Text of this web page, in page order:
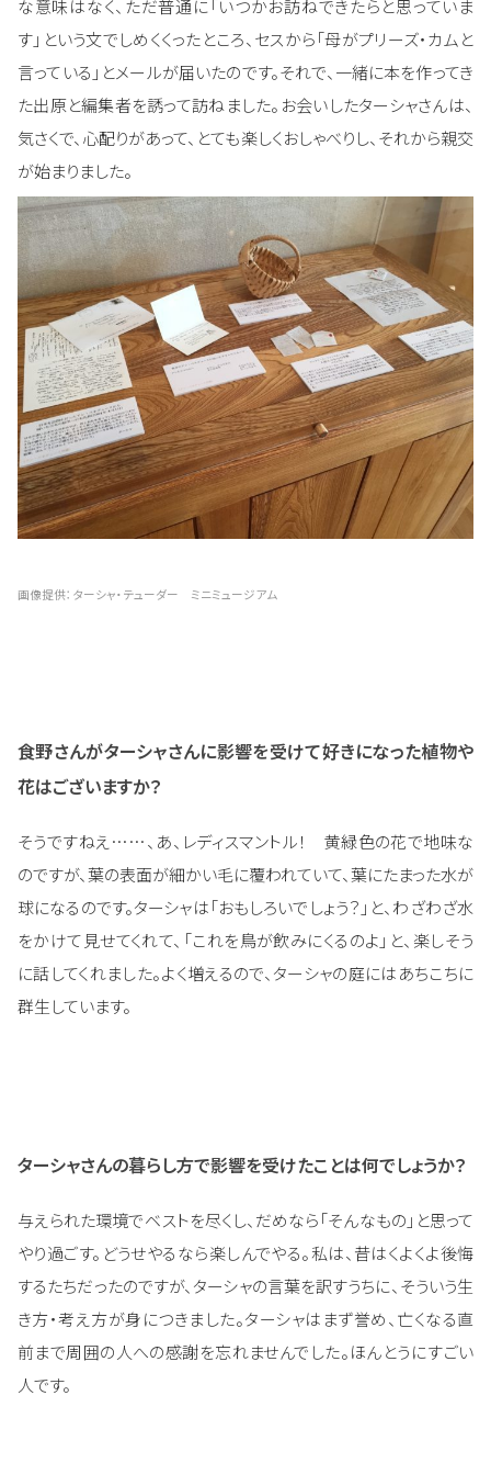
な意味はなく、ただ普通に「いつかお訪ねできたらと思っていま
す」という文でしめくくったところ、セスから「母がプリーズ・カムと
言っている」とメールが届いたのです。それで、一緒に本を作ってき
た出原と編集者を誘って訪ねました。お会いしたターシャさんは、
気さくで、心配りがあって、とても楽しくおしゃべりし、それから親交
が始まりました。
画像提供：ターシャ・テューダー ミニミュージアム
食野さんがターシャさんに影響を受けて好きになった植物や
花はございますか？
そうですねえ……、あ、レディスマントル！ 黄緑色の花で地味な
のですが、葉の表面が細かい毛に覆われていて、葉にたまった水が
球になるのです。ターシャは「おもしろいでしょう？」と、わざわざ水
をかけて見せてくれて、「これを鳥が飲みにくるのよ」と、楽しそう
に話してくれました。よく増えるので、ターシャの庭にはあちこちに
群生しています。
ターシャさんの暮らし方で影響を受けたことは何でしょうか？
与えられた環境でベストを尽くし、だめなら「そんなもの」と思って
やり過ごす。どうせやるなら楽しんでやる。私は、昔はくよくよ後悔
するたちだったのですが、ターシャの言葉を訳すうちに、そういう生
き方・考え方が身につきました。ターシャはまず誉め、亡くなる直
前まで周囲の人への感謝を忘れませんでした。ほんとうにすごい
人です。